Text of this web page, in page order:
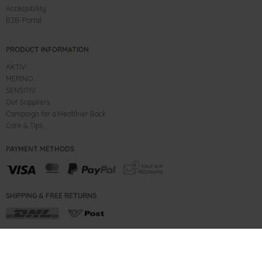
Accessibility
B2B-Portal
PRODUCT INFORMATION
AKTIV
MERINO
SENSITIV
Our Suppliers
Campaign for a Healthier Back
Care & Tips
PAYMENT METHODS
SHIPPING & FREE RETURNS